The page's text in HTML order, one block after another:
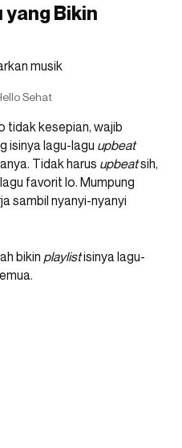
yang Bikin
Sehat
tidak kesepian, wajib
isinya lagu-lagu upbeat
Tidak harus upbeatsih,
favorit lo. Mumpung
sambil nyanyi-nyanyi
bikin playlistisinya lagu-